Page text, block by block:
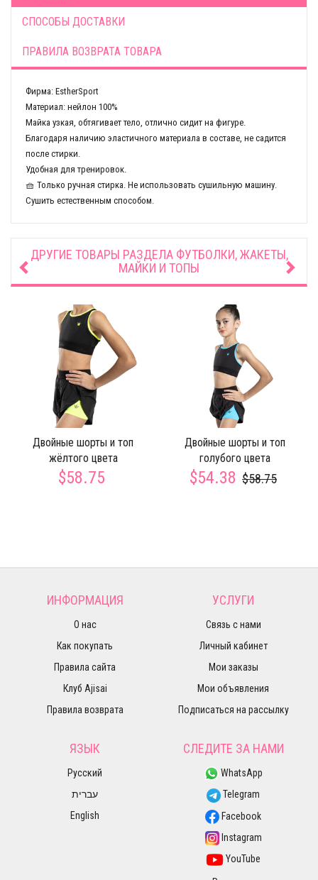
СПОСОБЫ ДОСТАВКИ
ПРАВИЛА ВОЗВРАТА ТОВАРА
Фирма: EstherSport
Материал: нейлон 100%
Майка узкая, обтягивает тело, отлично сидит на фигуре.
Благодаря наличию эластичного материала в составе, не садится
после стирки.
Удобная для тренировок.
🧺 Только ручная стирка. Не использовать сушильную машину.
Сушить естественным способом.
ДРУГИЕ ТОВАРЫ РАЗДЕЛА ФУТБОЛКИ, ЖАКЕТЫ,
МАЙКИ И ТОПЫ
Двойные шорты и топ
жёлтого цвета
$58.75
Двойные шорты и топ
голубого цвета
$54.38 $58.75
ИНФОРМАЦИЯ
О нас
Как покупать
Правила сайта
Клуб Ajisai
Правила возврата
УСЛУГИ
Связь с нами
Личный кабинет
Мои заказы
Мои объявления
Подписаться на рассылку
ЯЗЫК
Русский
עברית
English
СЛЕДИТЕ ЗА НАМИ
WhatsApp
Telegram
Facebook
Instagram
YouTube